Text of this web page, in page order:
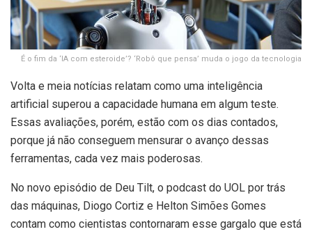
É o fim da ‘IA com esteroide’? ‘Robô que pensa’ muda o jogo da tecnologia
Volta e meia notícias relatam como uma inteligência
artificial superou a capacidade humana em algum teste.
Essas avaliações, porém, estão com os dias contados,
porque já não conseguem mensurar o avanço dessas
ferramentas, cada vez mais poderosas.
No novo episódio de Deu Tilt, o podcast do UOL por trás
das máquinas, Diogo Cortiz e Helton Simões Gomes
contam como cientistas contornaram esse gargalo que está